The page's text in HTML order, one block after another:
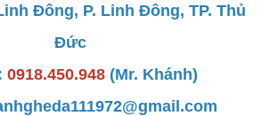
Đông, P. Linh Đông, TP. Thủ
Đức
0918.450.948 (Mr. Khánh)